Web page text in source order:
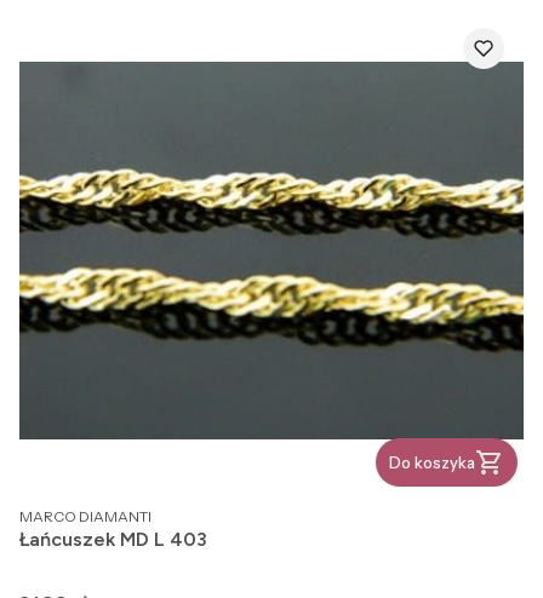
Do koszyka
PRODUCENT
MARCO DIAMANTI
Łańcuszek MD L 403